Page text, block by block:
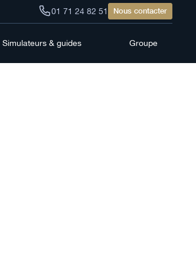
01 71 24 82 51 Nous contacter
Simulateurs & guides Groupe